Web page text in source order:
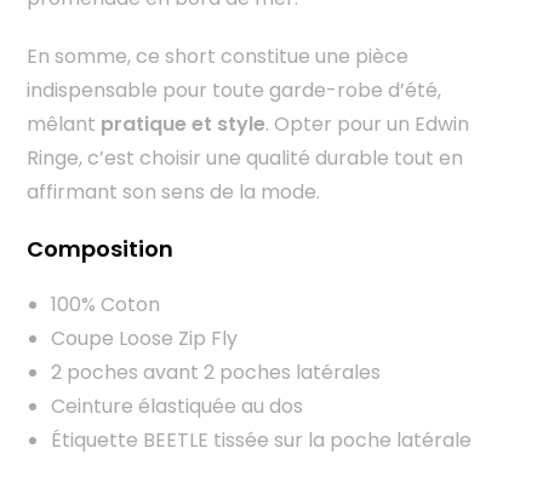
En somme, ce short constitue une pièce
indispensable pour toute garde-robe d’été,
mêlant pratique et style. Opter pour un Edwin
Ringe, c’est choisir une qualité durable tout en
affirmant son sens de la mode.
Composition
100% Coton
Coupe Loose Zip Fly
2 poches avant 2 poches latérales
Ceinture élastiquée au dos
Étiquette BEETLE tissée sur la poche latérale